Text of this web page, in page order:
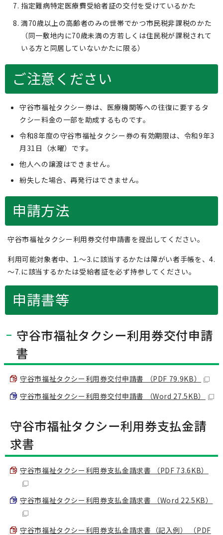
指定難病特定医療費受給者証の交付を受けているかた
満70歳以上の高齢者のみの世帯でかつ市民税非課税のかた
（同一敷地内に70歳未満の方若しくは住民税が課税されて
いる方と同居していないかたに限る）
ご注意ください
守谷市福祉タクシー券は、医療機関等への往復に要するタ
クシー料金の一部を助成するものです。
令和8年度の守谷市福祉タクシー券の有効期限は、令和9年3
月31日（水曜）です。
他人への譲渡はできません。
紛失した場合、再発行はできません。
申請方法
守谷市福祉タクシー利用券交付申請書を提出してください。
利用可能対象者中、1.～3.に該当するかたは障がい者手帳を、4.
～7.に該当するかたは受給者証を必ず持参してください。
申請書等
守谷市福祉タクシー利用券交付申請
書
守谷市福祉タクシー利用券交付申請書 （PDF 79.9KB）
守谷市福祉タクシー利用券交付申請書 （Word 27.5KB）
守谷市福祉タクシー利用券支払金請
求書
守谷市福祉タクシー利用券支払金請求書 （PDF 73.6KB）
守谷市福祉タクシー利用券支払金請求書 （Word 22.5KB）
守谷市福祉タクシー利用券支払金請求書（記入例） （PDF